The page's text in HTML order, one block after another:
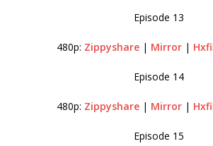
Episode 13
480p: Zippyshare | Mirror |
Episode 14
480p: Zippyshare | Mirror |
Episode 15